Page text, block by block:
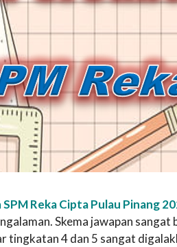
Reka Cipta Pulau Pinang
Skema jawapan
tingkatan 4 dan 5 sangat